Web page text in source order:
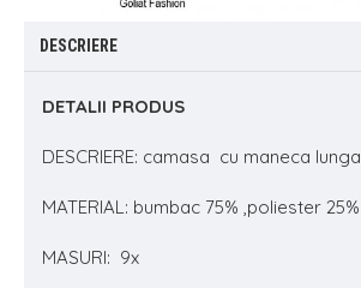
DESCRIERE
DETALII PRODUS
DESCRIERE: camasa cu maneca lunga
MATERIAL: bumbac 75% ,poliester 25%
MASURI: 9x